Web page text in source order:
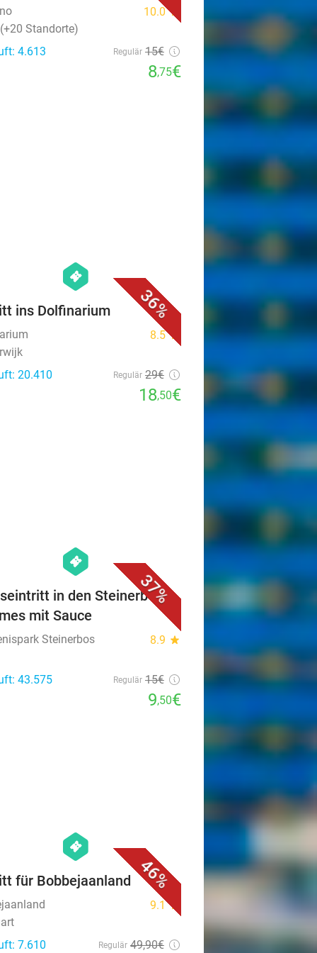
10.0star
Standorte)
4.613
Regulär 15€
8,75€
36%
hexagon
events
ins Dolfinarium
8.5star
20.410
Regulär 29€
18,50€
37%
hexagon
events
in den Steinerbos +
mit Sauce
Steinerbos 8.9 star
43.575
Regulär 15€
9,50€
46%
hexagon
events
für Bobbejaanland
9.1star
7.610
Regulär 49,90€